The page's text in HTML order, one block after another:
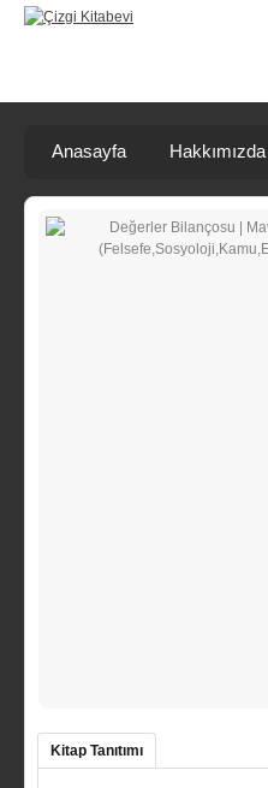
Anasayfa Hakkımızda
Kitap Tanıtımı